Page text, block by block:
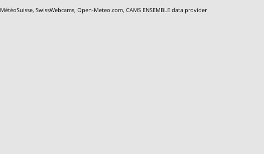
MétéoSuisse,SwissWebcams,Open-Meteo.com,CAMS ENSEMBLE data provider